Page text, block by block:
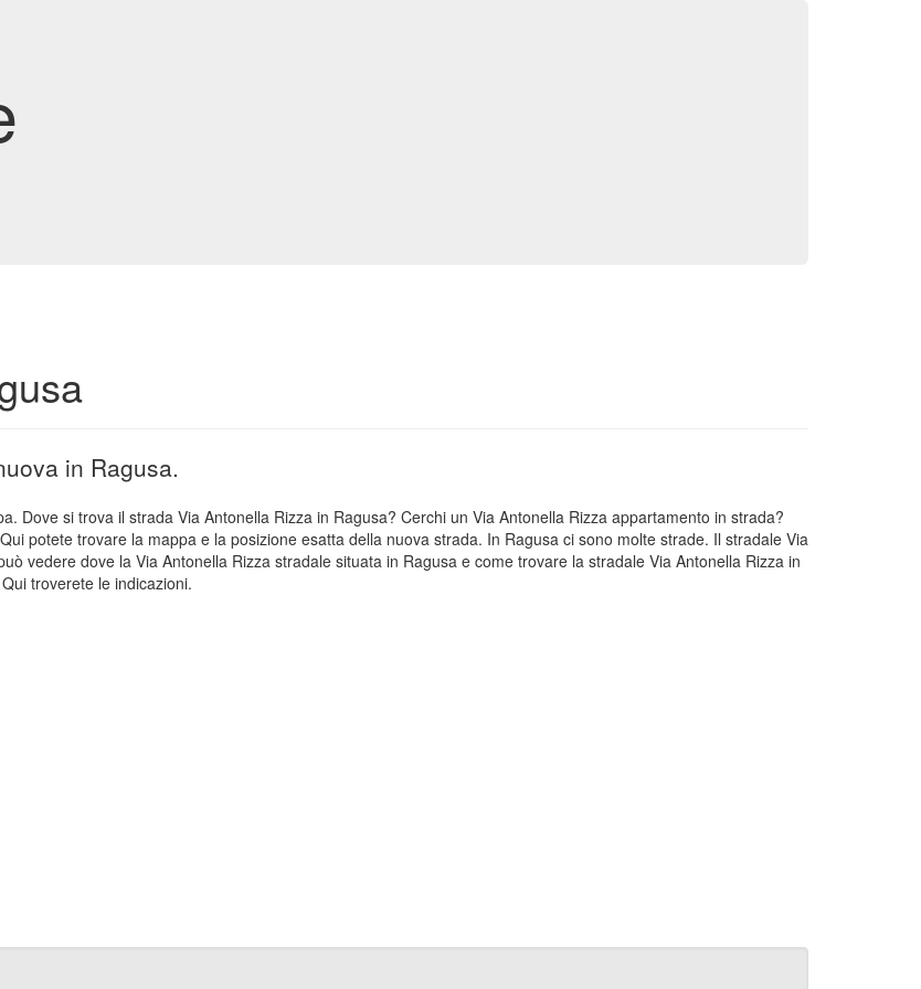
in Ragusa.
Dove si trova il strada Via Antonella Rizza in Ragusa? Cerchi un Via Antonella Rizza appartamento in strada?
potete trovare la mappa e la posizione esatta della nuova strada. In Ragusa ci sono molte strade. Il stradale Via
vedere dove la Via Antonella Rizza stradale situata in Ragusa e come trovare la stradale Via Antonella Rizza in
troverete le indicazioni.